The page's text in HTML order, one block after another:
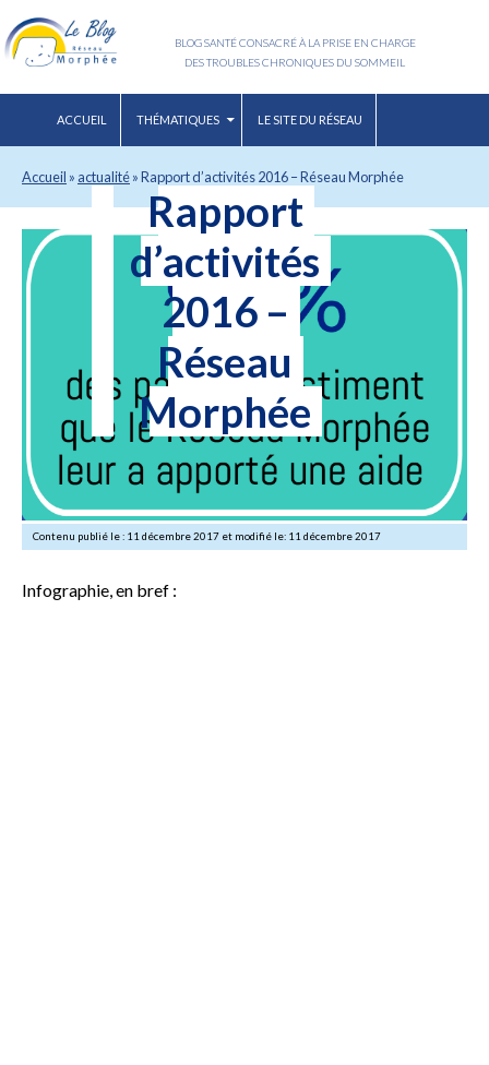
BLOG SANTÉ CONSACRÉ À LA PRISE EN CHARGE
DES TROUBLES CHRONIQUES DU SOMMEIL
ACCUEIL THÉMATIQUES LE SITE DU RÉSEAU
Accueil » actualité»Rapport d’activités 2016 – Réseau Morphée
Rapport
d’activités
2016 –
Réseau
Morphée
Contenu publié le : 11 décembre 2017 et modifié le: 11 décembre 2017
Infographie, en bref :